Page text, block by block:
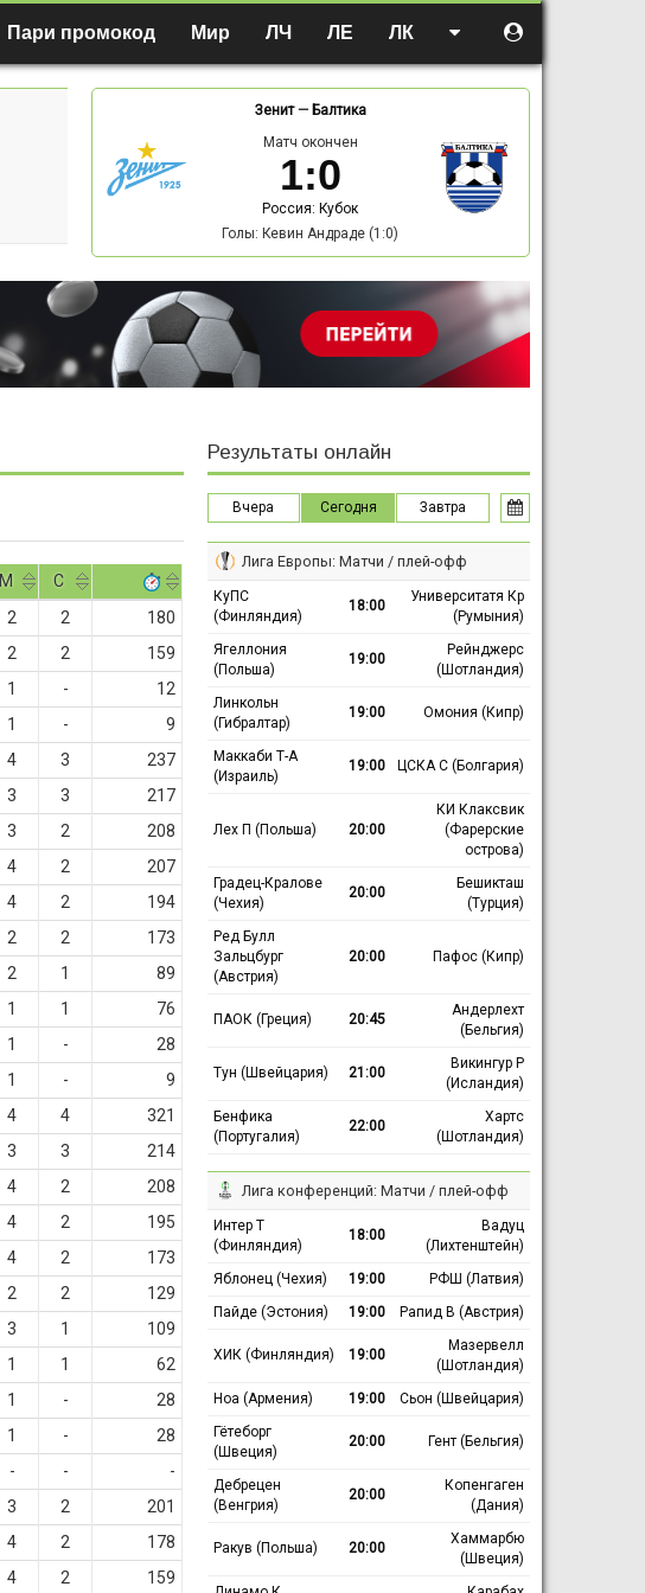
Пари промокод Мир ЛЧ ЛЕ ЛК
Зенит— Балтика
Матч окончен
1:0
Россия: Кубок
Голы: Кевин Андраде (1:0)
M
С
2 2
180
2 2
159
1 -
12
1 -
9
4 3
237
3 3
217
3 2
208
4 2
207
4 2
194
2 2
173
2 1
89
1 1
76
1 -
28
1 -
9
4 4
321
3 3
214
4 2
208
4 2
195
4 2
173
2 2
129
3 1
109
1 1
62
1 -
28
1 -
28
- -
-
3 2
201
4 2
178
4 2
159
Результаты онлайн
Вчера Сегодня Завтра
Лига Европы: Матчи / плей-офф
КуПС
(Финляндия)
18:00
Университатя Кр
(Румыния)
Ягеллония
(Польша)
19:00
Рейнджерс
(Шотландия)
Линкольн
(Гибралтар)
19:00 Омония (Кипр)
Маккаби Т-А
(Израиль)
19:00 ЦСКА С (Болгария)
Лех П (Польша) 20:00
КИ Клаксвик
(Фарерские
острова)
Градец-Кралове
(Чехия)
20:00
Бешикташ
(Турция)
Ред Булл
Зальцбург
(Австрия)
20:00 Пафос (Кипр)
ПАОК (Греция) 20:45
Андерлехт
(Бельгия)
Тун (Швейцария) 21:00
Викингур Р
(Исландия)
Бенфика
(Португалия)
22:00
Хартс
(Шотландия)
Лига конференций: Матчи / плей-офф
Интер Т
(Финляндия)
18:00
Вадуц
(Лихтенштейн)
Яблонец (Чехия)
19:00
РФШ (Латвия)
Пайде (Эстония)
19:00 Рапид В (Австрия)
ХИК (Финляндия) 19:00
Мазервелл
(Шотландия)
Ноа (Армения)
19:00
Сьон (Швейцария)
Гётеборг
(Швеция)
20:00 Гент (Бельгия)
Дебрецен
(Венгрия)
20:00
Копенгаген
(Дания)
Ракув (Польша) 20:00
Хаммарбю
(Швеция)